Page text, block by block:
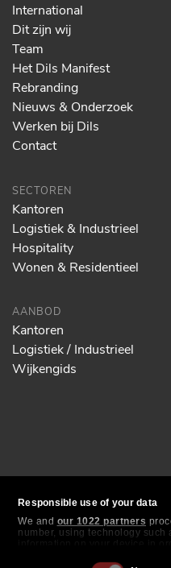
Responsible use of your data
We and our 1022 partners
number, using technology such
International
Dit zijn wij
Team
Het Dils Manifest
Rebranding
Nieuws & Onderzoek
Werken bij Dils
Contact
SECTOREN
Kantoren
Logistiek & Industrieel
Hospitality
Wonen & Residentieel
AANBOD
Kantoren
Logistiek / Industrieel
Wijkengids
VOLG ONS